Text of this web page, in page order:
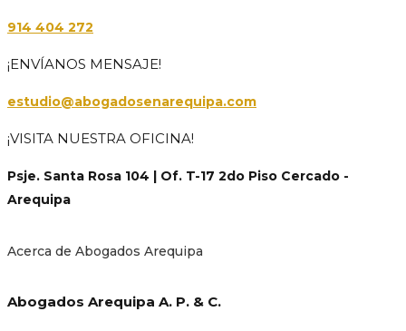
914 404 272
¡ENVÍANOS MENSAJE!
estudio@abogadosenarequipa.com
¡VISITA NUESTRA OFICINA!
Psje. Santa Rosa 104 | Of. T-17 2do Piso Cercado -
Arequipa
Acerca de Abogados Arequipa
Abogados Arequipa A. P. & C.